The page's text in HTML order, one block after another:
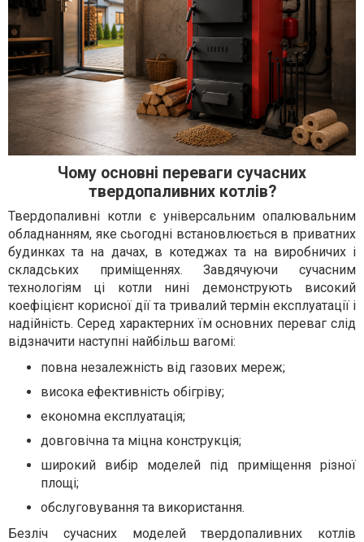
Чому основні переваги сучасних
твердопаливних котлів?
Твердопаливні котли є універсальним опалювальним
обладнанням, яке сьогодні встановлюється в приватних
будинках та на дачах, в котеджах та на виробничих і
складських приміщеннях. Завдячуючи сучасним
технологіям ці котли нині демонструють високий
коефіцієнт корисної дії та тривалий термін експлуатації і
надійність. Серед характерних їм основних переваг слід
відзначити наступні найбільш вагомі:
повна незалежність від газових мереж;
висока ефективність обігріву;
економна експлуатація;
довговічна та міцна конструкція;
широкий вибір моделей під приміщення різної
площі;
обслуговування та використання.
Безліч сучасних моделей твердопаливних котлів